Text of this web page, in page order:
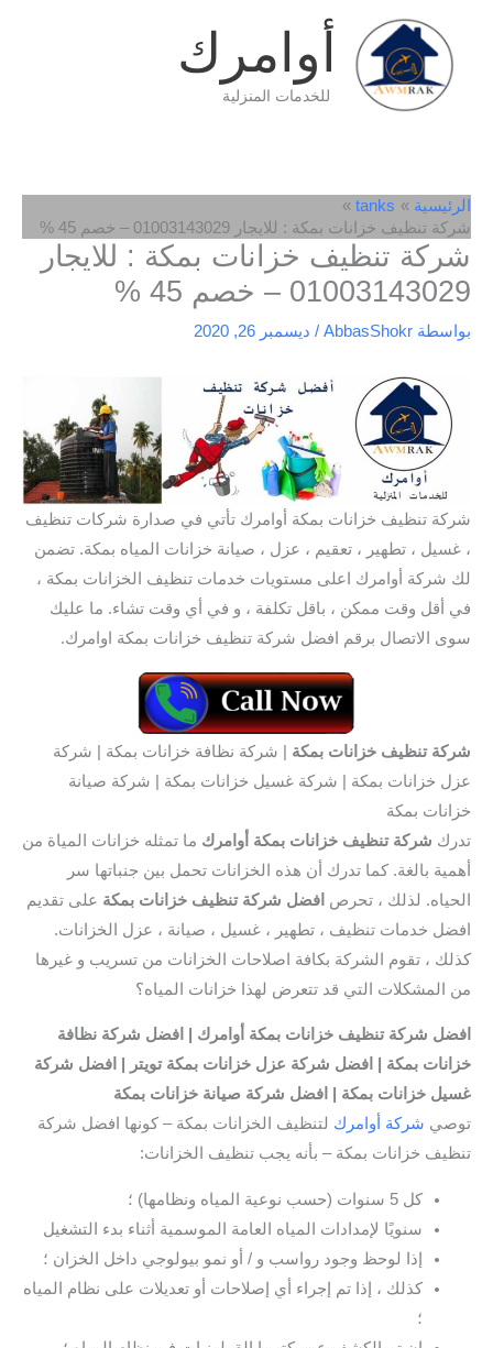
المحتوى
أوامرك
للخدمات المنزلية
الرئيسية
tanks
شركة تنظيف خزانات بمكة : للايجار 01003143029 – خصم 45 %
شركة تنظيف خزانات بمكة : للايجار
01003143029 – خصم 45 %
بواسطة AbbasShokr
/ ديسمبر 26, 2020
شركة تنظيف خزانات بمكة أوامرك تأتي في صدارة شركات تنظيف
، غسيل ، تطهير ، تعقيم ، عزل ، صيانة خزانات المياه بمكة. تضمن
لك شركة أوامرك اعلى مستويات خدمات تنظيف الخزانات بمكة ،
في أقل وقت ممكن ، باقل تكلفة ، و في أي وقت تشاء. ما عليك
سوى الاتصال برقم افضل شركة تنظيف خزانات بمكة اوامرك.
شركة تنظيف خزانات بمكة | شركة نظافة خزانات بمكة | شركة
عزل خزانات بمكة | شركة غسيل خزانات بمكة | شركة صيانة
خزانات بمكة
تدرك شركة تنظيف خزانات بمكة أوامرك ما تمثله خزانات المياة من
أهمية بالغة. كما تدرك أن هذه الخزانات تحمل بين جنباتها سر
الحياه. لذلك ، تحرص افضل شركة تنظيف خزانات بمكة على تقديم
افضل خدمات تنظيف ، تطهير ، غسيل ، صيانة ، عزل الخزانات.
كذلك ، تقوم الشركة بكافة اصلاحات الخزانات من تسريب و غيرها
من المشكلات التي قد تتعرض لهذا خزانات المياه؟
افضل شركة تنظيف خزانات بمكة أوامرك | افضل شركة نظافة
خزانات بمكة | افضل شركة عزل خزانات بمكة تويتر
| افضل شركة
غسيل خزانات بمكة | افضل شركة صيانة خزانات بمكة
توصي شركة أوامرك لتنظيف الخزانات بمكة – كونها افضل شركة
تنظيف خزانات بمكة – بأنه يجب تنظيف الخزانات:
كل 5 سنوات (حسب نوعية المياه ونظامها) ؛
سنويًا لإمدادات المياه العامة الموسمية أثناء بدء التشغيل
إذا لوحظ وجود رواسب و / أو نمو بيولوجي داخل الخزان ؛
كذلك ، إذا تم إجراء أي إصلاحات أو تعديلات على نظام المياه
؛